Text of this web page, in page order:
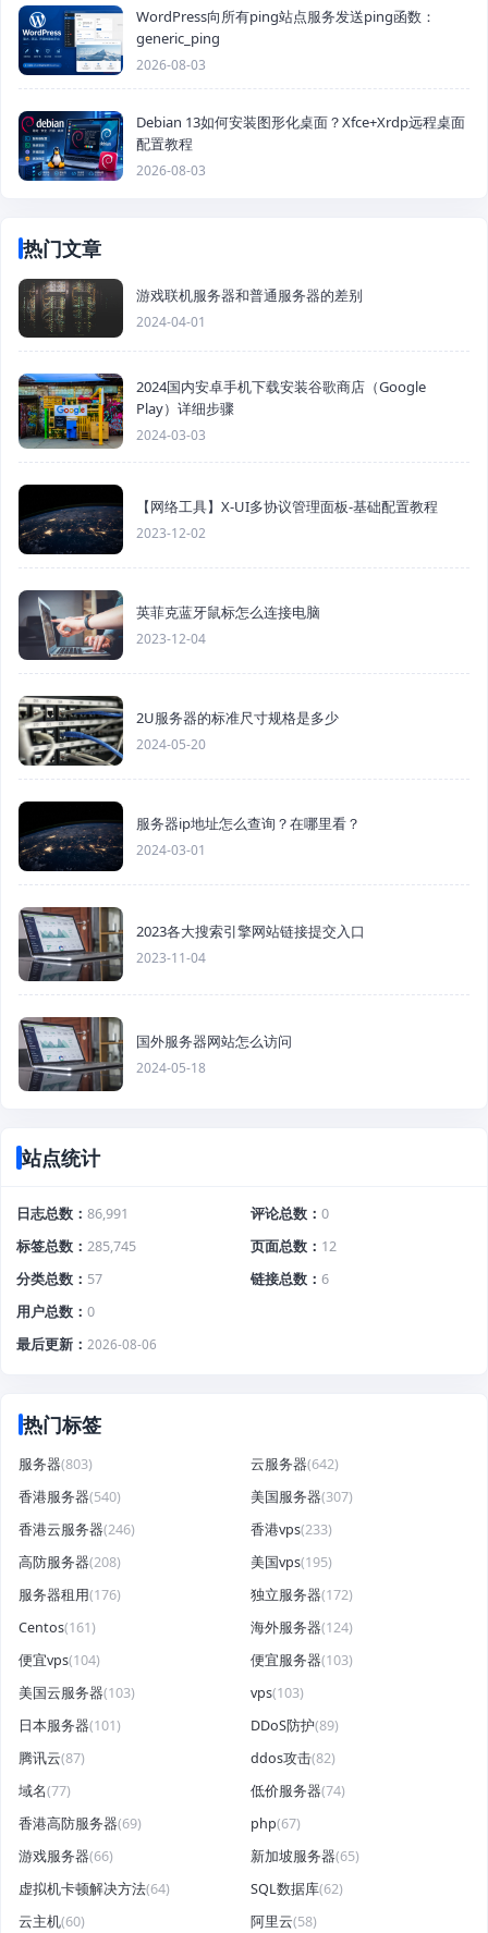
WordPress向所有ping站点服务发送ping函数：
generic_ping
2026-08-03
Debian 13如何安装图形化桌面？Xfce+Xrdp远程桌面
配置教程
2026-08-03
热门文章
游戏联机服务器和普通服务器的差别
2024-04-01
2024国内安卓手机下载安装谷歌商店（Google
Play）详细步骤
2024-03-03
【网络工具】X-UI多协议管理面板-基础配置教程
2023-12-02
英菲克蓝牙鼠标怎么连接电脑
2023-12-04
2U服务器的标准尺寸规格是多少
2024-05-20
服务器ip地址怎么查询？在哪里看？
2024-03-01
2023各大搜索引擎网站链接提交入口
2023-11-04
国外服务器网站怎么访问
2024-05-18
站点统计
日志总数 86,991 评论总数
0
标签总数
285,745 页面总数
12
分类总数
57 链接总数
6
用户总数
0
最后更新
2026-08-06
热门标签
服务器(803) 云服务器(642)
香港服务器(540) 美国服务器(307)
香港云服务器(246) 香港vps(233)
高防服务器(208) 美国vps(195)
服务器租用(176) 独立服务器(172)
Centos(161) 海外服务器(124)
便宜vps(104) 便宜服务器(103)
美国云服务器(103) vps(103)
日本服务器(101) DDoS防护(89)
腾讯云(87) ddos攻击(82)
域名(77) 低价服务器(74)
香港高防服务器(69) php(67)
游戏服务器(66) 新加坡服务器(65)
虚拟机卡顿解决方法(64) SQL数据库(62)
云主机(60) 阿里云(58)